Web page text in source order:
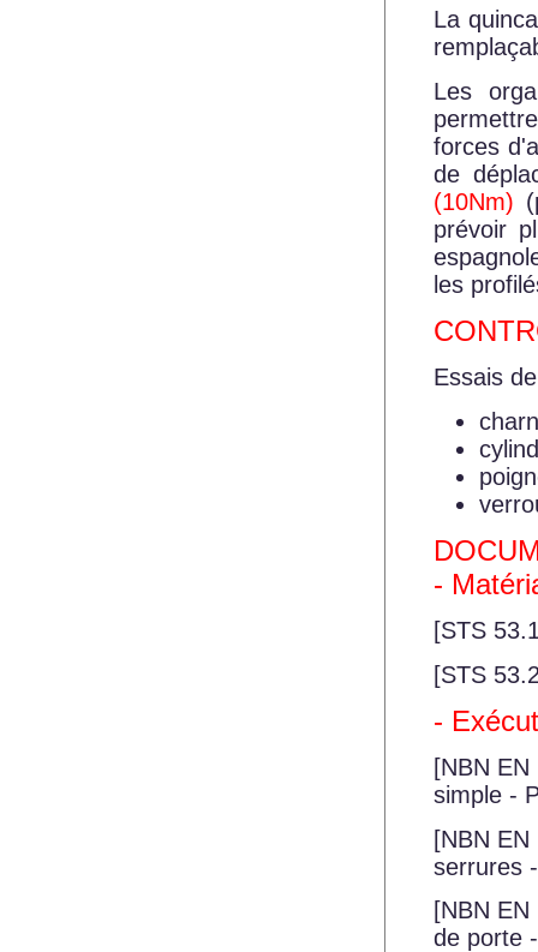
La
Les
forces
de
(10Nm)
prévoir
les
Essais
-
[STS
[STS
-
[NBN
simple -
[NBN
serrures
[NBN
de porte